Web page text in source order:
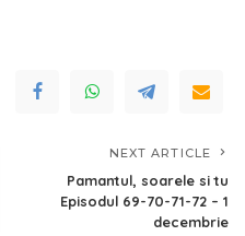
NEXT ARTICLE
Pamantul, soarele si tu
Episodul 69-70-71-72 – 1
decembrie